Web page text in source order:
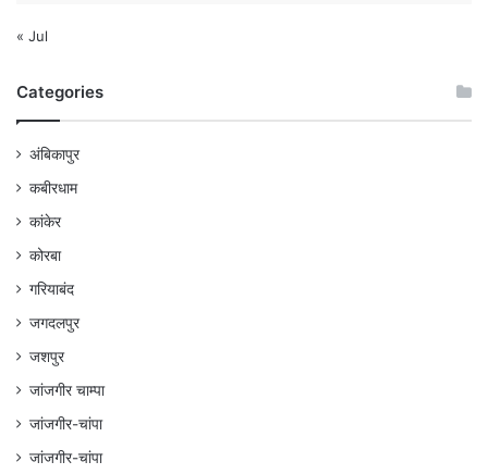
« Jul
Categories
अंबिकापुर
कबीरधाम
कांकेर
कोरबा
गरियाबंद
जगदलपुर
जशपुर
जांजगीर चाम्पा
जांजगीर-चांपा
जांजगीर-चांपा